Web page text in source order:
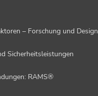
– Forschung und Design
Sicherheitsleistungen
RAMS®